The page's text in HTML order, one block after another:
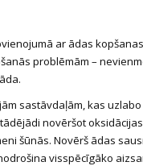
ar ādas
problēmām –
sastāvdaļām, kas
novēršot
šūnās. Novērš ādas
visspēcīgāko